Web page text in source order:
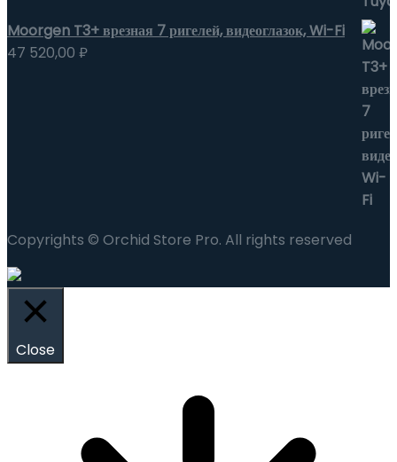
Moorgen T3+ врезная 7 ригелей, видеоглазок, Wi-Fi
47 520,00 ₽
Copyrights © Orchid Store Pro. All rights reserved
Close